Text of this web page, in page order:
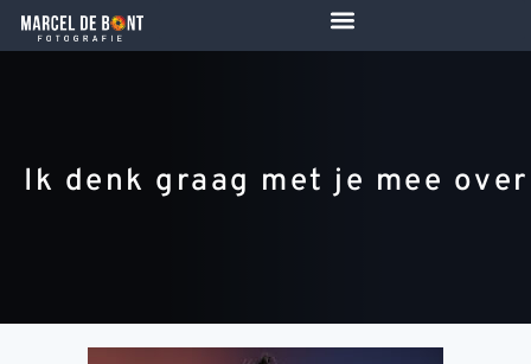
de
inhoud
Ik denk graag met je mee